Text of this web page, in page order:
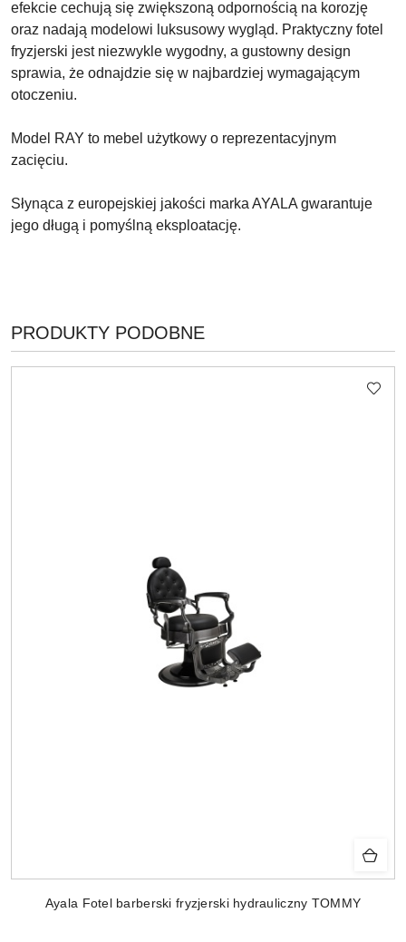
efekcie cechują się zwiększoną odpornością na korozję
oraz nadają modelowi luksusowy wygląd. Praktyczny fotel
fryzjerski jest niezwykle wygodny, a gustowny design
sprawia, że odnajdzie się w najbardziej wymagającym
otoczeniu.
Model RAY to mebel użytkowy o reprezentacyjnym
zacięciu.
Słynąca z europejskiej jakości marka AYALA gwarantuje
jego długą i pomyślną eksploatację.
Pomiń karuzelę produktów
PRODUKTY
O
PRODUKTY PODOBNE
Ayala Fotel barberski fryzjerski hydrauliczny TOMMY